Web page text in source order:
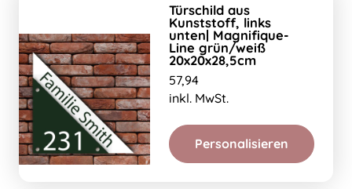
Türschild aus
Kunststoff, links
unten| Magnifique-
Line grün/weiß
20x20x28,5cm
57,94
inkl. MwSt.
Personalisieren